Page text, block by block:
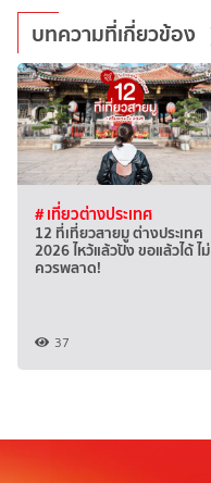
บทความที่เกี่ยวข้อง
# เที่ยวต่างประเทศ
12 ที่เที่ยวสายมู ต่างประเทศ
2026 ไหว้แล้วปัง ขอแล้วได้ ไม่
ควรพลาด!
37